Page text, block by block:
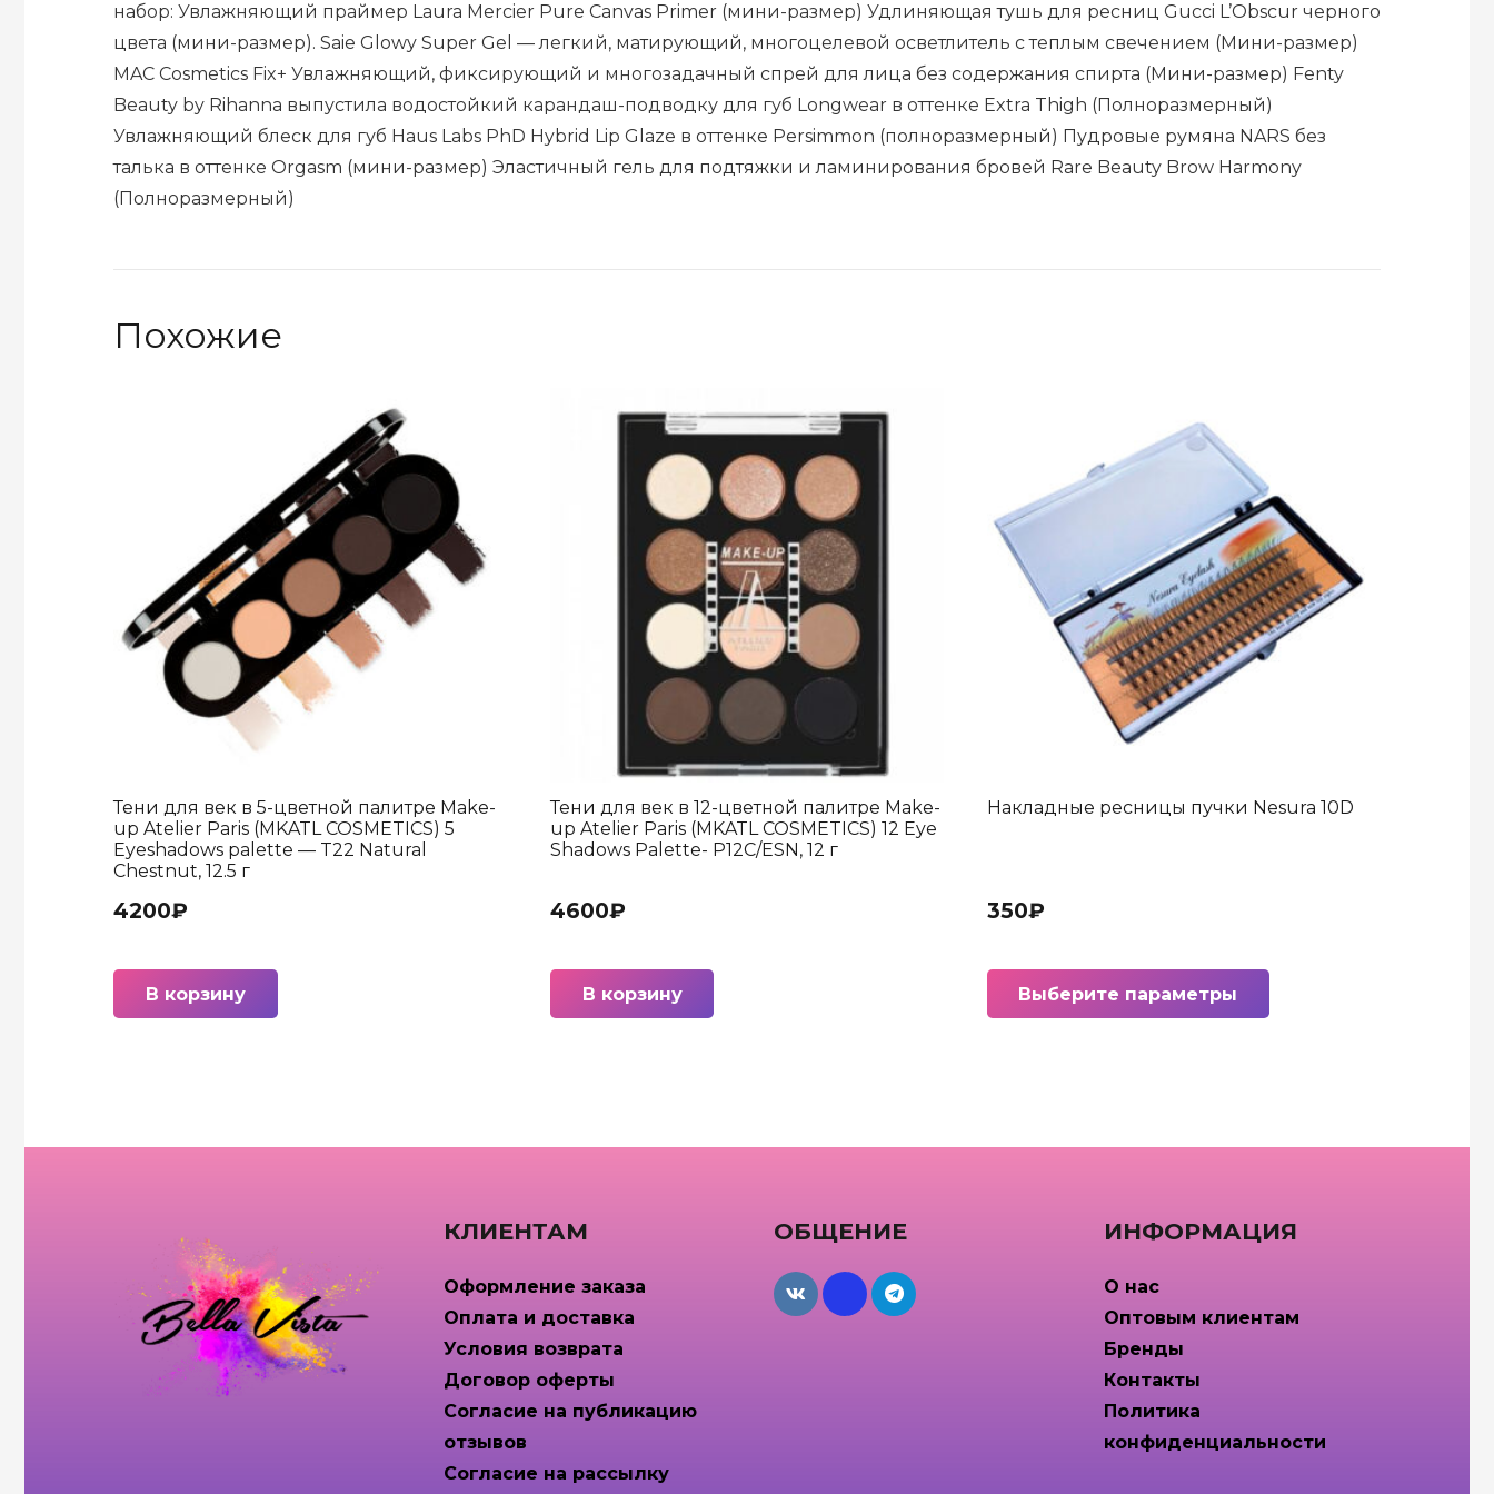
набор: Увлажняющий праймер Laura Mercier Pure Canvas Primer (мини-размер) Удлиняющая тушь для ресниц Gucci L’Obscur черного
цвета (мини-размер). Saie Glowy Super Gel — легкий, матирующий, многоцелевой осветлитель с теплым свечением (Мини-размер)
MAC Cosmetics Fix+ Увлажняющий, фиксирующий и многозадачный спрей для лица без содержания спирта (Мини-размер) Fenty
Beauty by Rihanna выпустила водостойкий карандаш-подводку для губ Longwear в оттенке Extra Thigh (Полноразмерный)
Увлажняющий блеск для губ Haus Labs PhD Hybrid Lip Glaze в оттенке Persimmon (полноразмерный) Пудровые румяна NARS без
талька в оттенке Orgasm (мини-размер) Эластичный гель для подтяжки и ламинирования бровей Rare Beauty Brow Harmony
(Полноразмерный)
Похожие
Тени для век в 5-цветной палитре Make-
up Atelier Paris (MKATL COSMETICS) 5
Eyeshadows palette — T22 Natural
Chestnut, 12.5 г
4200₽
В корзину
Тени для век в 12-цветной палитре Make-
up Atelier Paris (MKATL COSMETICS) 12 Eye
Shadows Palette- P12C/ESN, 12 г
4600₽
В корзину
Накладные ресницы пучки Nesura 10D
350₽
Выберите параметры
КЛИЕНТАМ
Оформление заказа
Оплата и доставка
Условия возврата
Договор оферты
Согласие на публикацию
отзывов
Согласие на рассылку
ОБЩЕНИЕ
maxcdn
ИНФОРМАЦИЯ
О нас
Оптовым клиентам
Бренды
Контакты
Политика
конфиденциальности